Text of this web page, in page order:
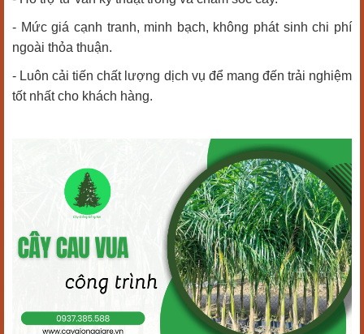
- Mức giá cạnh tranh, minh bạch, không phát sinh chi phí
ngoài thỏa thuận.
- Luôn cải tiến chất lượng dịch vụ để mang đến trải nghiệm
tốt nhất cho khách hàng.